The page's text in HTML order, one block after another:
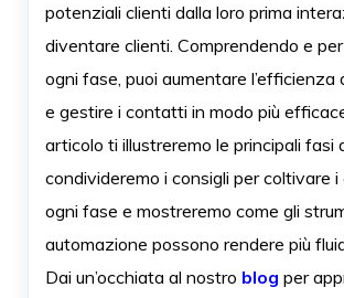
potenziali clienti dalla loro prima
diventare clienti. Comprendendo e
ogni fase, puoi aumentare l’efficienza
e gestire i contatti in modo più
articolo ti illustreremo le principali fasi
condivideremo i consigli per coltivare
ogni fase e mostreremo come gli
automazione possono rendere più
Dai un’occhiata al nostro blog per